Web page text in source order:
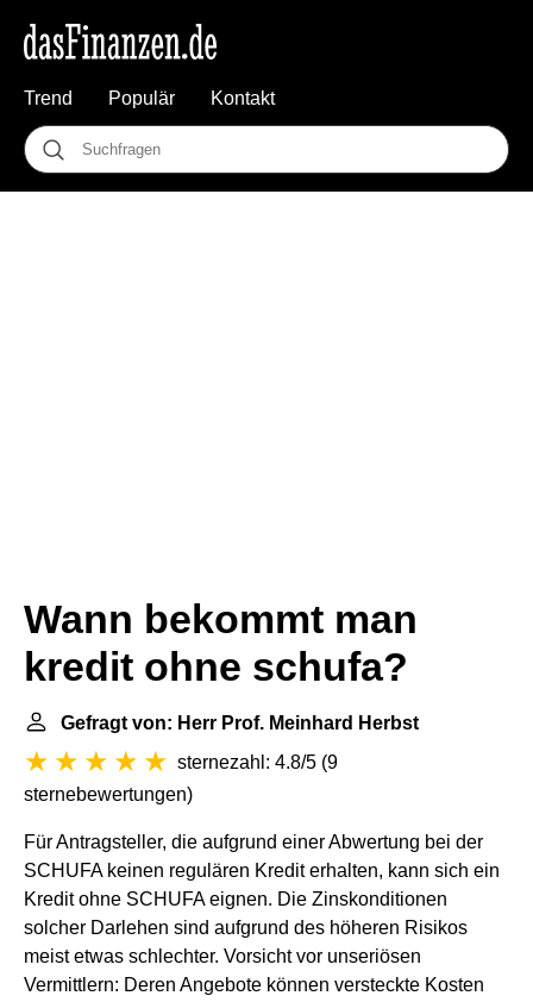
Trend Populär Kontakt
Wann bekommt man
kredit ohne schufa?
Gefragt von: Herr Prof. Meinhard Herbst
sternezahl: 4.8/5 (9
sternebewertungen)
Für Antragsteller, die aufgrund einer Abwertung bei der
SCHUFA keinen regulären Kredit erhalten, kann sich ein
Kredit ohne SCHUFA eignen. Die Zinskonditionen
solcher Darlehen sind aufgrund des höheren Risikos
meist etwas schlechter. Vorsicht vor unseriösen
Vermittlern: Deren Angebote können versteckte Kosten